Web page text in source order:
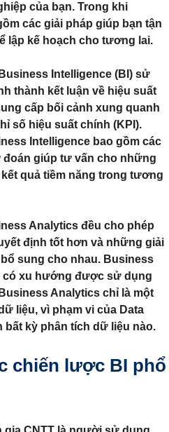
của bạn. Trong khi
các giải pháp giúp bạn tận
lập kế hoạch cho tương lai.
Intelligence (BI) sử
thành kết luận về hiệu suất
cấp bối cảnh xung quanh
số hiệu suất chính (KPI).
Intelligence bao gồm các
giúp tư vấn cho những
quả tiềm năng trong tương
Analytics đều cho phép
định tốt hơn và những giải
sung cho nhau. Business
có xu hướng được sử dụng
Analytics chỉ là một
liệu, vì phạm vi của Data
bất kỳ phân tích dữ liệu nào.
chiến lược BI phổ